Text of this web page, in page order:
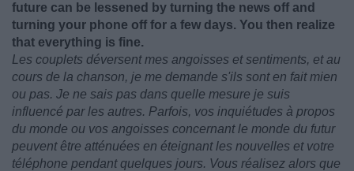
future can be lessened by turning the news off and
turning your phone off for a few days. You then realize
that everything is fine.
Les couplets déversent mes angoisses et sentiments, et au
cours de la chanson, je me demande s'ils sont en fait mien
ou pas. Je ne sais pas dans quelle mesure je suis
influencé par les autres. Parfois, vos inquiétudes à propos
du monde ou vos angoisses concernant le monde du futur
peuvent être atténuées en éteignant les nouvelles et votre
téléphone pendant quelques jours. Vous réalisez alors que